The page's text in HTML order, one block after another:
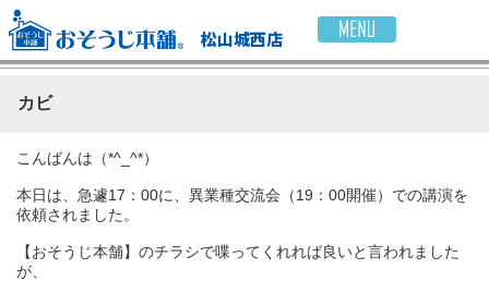
松山城西店
カビ
こんばんは（*^_^*）
本日は、急遽17：00に、異業種交流会（19：00開催）での講演を
依頼されました。
【おそうじ本舗】のチラシで喋ってくれれば良いと言われました
が、